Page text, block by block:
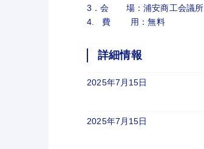
3．会 場：浦安商工会議所
4. 費 用：無料
詳細情報
2025年7月15日
2025年7月15日